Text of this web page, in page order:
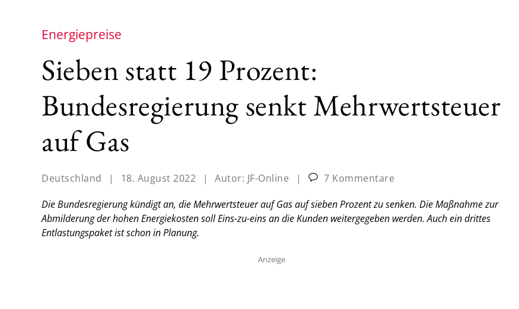
Energiepreise
Sieben statt 19 Prozent:
Bundesregierung senkt Mehrwertsteuer
auf Gas
Deutschland | 18. August 2022 | Autor: JF-Online |
7 Kommentare
Die Bundesregierung kündigt an, die Mehrwertsteuer auf Gas auf sieben Prozent zu senken. Die Maßnahme zur
Abmilderung der hohen Energiekosten soll Eins-zu-eins an die Kunden weitergegeben werden. Auch ein drittes
Entlastungspaket ist schon in Planung.
Anzeige